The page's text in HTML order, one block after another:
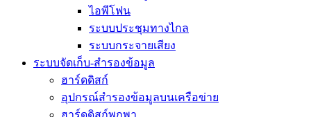
ไอพีโฟน
ระบบประชุมทางไกล
ระบบกระจายเสียง
ระบบจัดเก็บ-สำรองข้อมูล
ฮาร์ดดิสก์
อุปกรณ์สำรองข้อมูลบนเครือข่าย
ฮาร์ดดิสก์พกพา